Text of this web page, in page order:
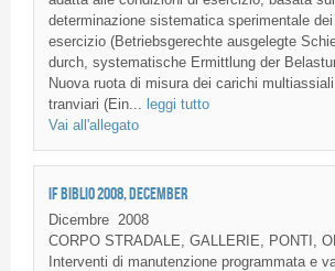
determinazione sistematica sperimentale
esercizio (Betriebsgerechte ausgelegte
durch, systematische Ermittlung der
Nuova ruota di misura dei carichi
tranviari (Ein... leggi tutto
Vai all'allegato
IF BIBLIO 2008, DECEMBER
Dicembre
2008
CORPO STRADALE, GALLERIE, PONTI,
Interventi di manutenzione programmata e